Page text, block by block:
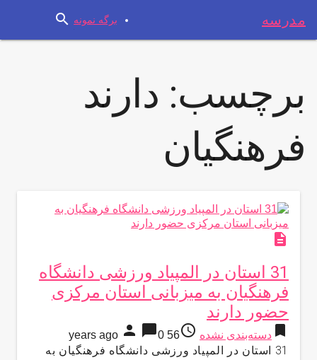
مدرسه برگه نمونه search
برچسب: دارند
فرهنگیان
description
31 استان در المپیاد ورزشی دانشگاه
فرهنگیان به میزبانی استان مرکزی
حضور دارند
bookmark دسته‌بندی نشده access_time
56 years ago
person chat_bubble0
31 استان در المپیاد ورزشی دانشگاه فرهنگیان به